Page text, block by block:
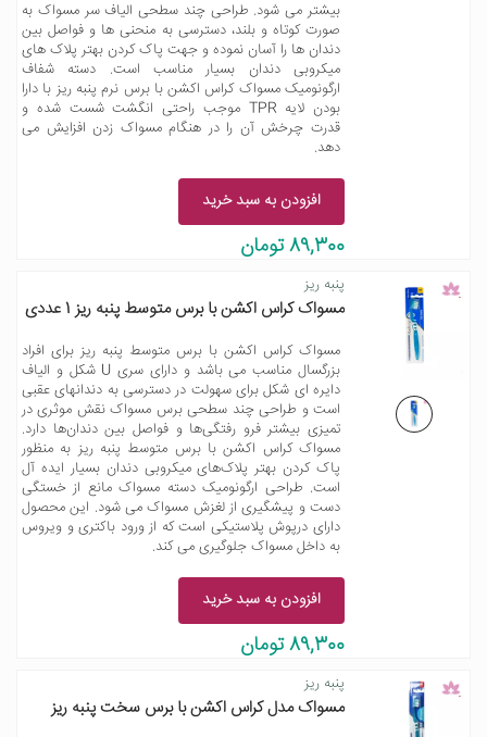
بیشتر می شود. طراحی چند سطحی الیاف سر مسواک به
صورت کوتاه و بلند، دسترسی به منحنی ها و فواصل بین
دندان ها را آسان نموده و جهت پاک کردن بهتر پلاک های
میکروبی دندان بسیار مناسب است. دسته شفاف
ارگونومیک مسواک کراس اکشن با برس نرم پنبه ریز با دارا
بودن لایه TPR موجب راحتی انگشت شست شده و
قدرت چرخش آن را در هنگام مسواک زدن افزایش می
دهد.
افزودن به سبد خرید
89,300 تومان
پنبه ریز
مسواک کراس اکشن با برس متوسط پنبه ریز 1 عددی
مسواک کراس اکشن با برس متوسط پنبه ریز برای افراد
بزرگسال مناسب می باشد و دارای سری U شکل و الیاف
دایره ای شکل برای سهولت در دسترسی به دندانهای عقبی
است و طراحی چند سطحی برس مسواک نقش موثری در
تمیزی بیشتر فرو رفتگی‌ها و فواصل بین دندان‌ها دارد.
مسواک کراس اکشن با برس متوسط پنبه ریز به منظور
پاک کردن بهتر پلاک‌های میکروبی دندان بسیار ایده آل
است. طراحی ارگونومیک دسته مسواک مانع از خستگی
دست و پیشگیری از لغزش مسواک می شود. این محصول
دارای درپوش پلاستیکی است که از ورود باکتری و ویروس
به داخل مسواک جلوگیری می کند.
افزودن به سبد خرید
89,300 تومان
پنبه ریز
مسواک مدل کراس اکشن با برس سخت پنبه ریز